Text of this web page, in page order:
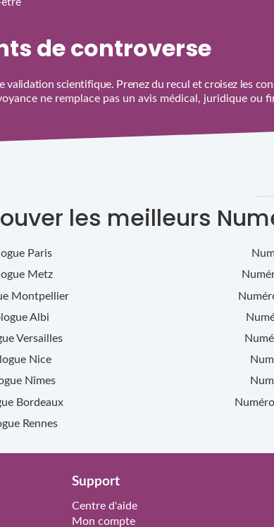
de controverse
validation scientifique. Prenez du recul et croisez les
ne remplace pas un avis médical, juridique ou
les meilleurs
Paris
Metz
Montpellier
Albi
Versailles
Nice
Nîmes
Bordeaux
Rennes
Support
Centre d'aide
Mon compte